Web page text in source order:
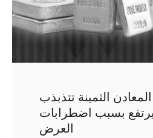
الثمينة تتذبذب
بسبب اضطرابات
العرض